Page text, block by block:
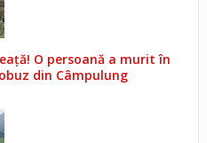
O persoană a murit în
din Câmpulung